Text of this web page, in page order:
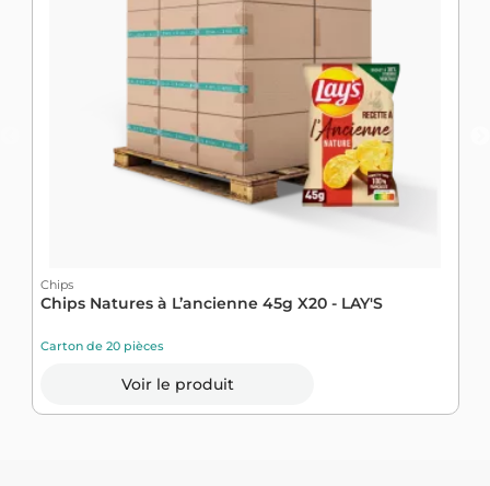
Chips
Chips Natures à L’ancienne 45g X20 - LAY'S
Carton de 20 pièces
Voir le produit